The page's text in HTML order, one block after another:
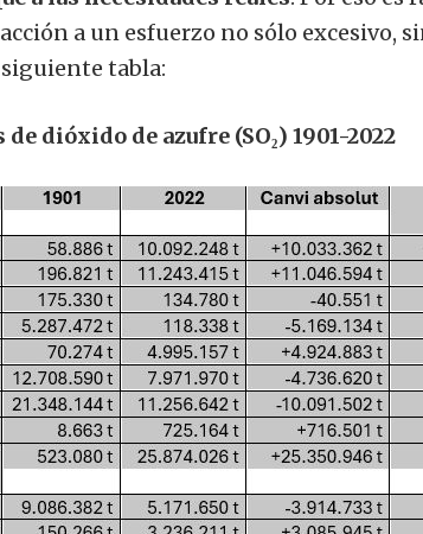
a un esfuerzo no sólo excesivo,
tabla:
de dióxido de azufre (SO₂) 1901-2022